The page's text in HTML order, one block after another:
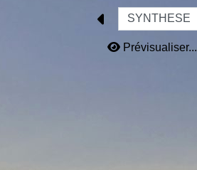
Prévisualiser...